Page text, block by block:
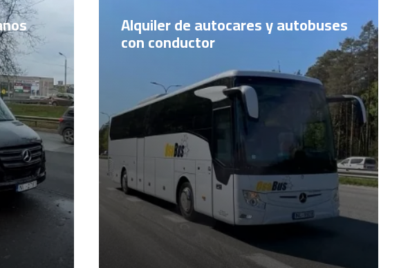
Alquiler de autocares y autobuses
con conductor